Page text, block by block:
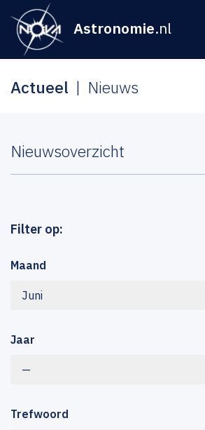
Astronomie.nl
Actueel Nieuws
Nieuwsoverzicht
Filter op:
Maand
Juni
Jaar
—
Trefwoord